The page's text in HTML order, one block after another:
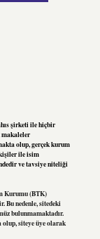
şirketi ile hiçbir
makaleler
olup, gerçek kurum
ile isim
ve tavsiye niteliği
Kurumu (BTK)
Bu nedenle, sitedeki
bulunmamaktadır.
siteye üye olarak